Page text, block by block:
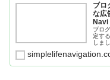
ブロ
な広
Navi
ブロ
定す
しま